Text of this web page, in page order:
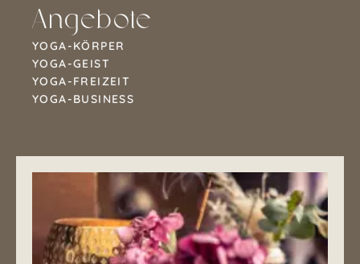
Angebote
YOGA-KÖRPER
YOGA-GEIST
YOGA-FREIZEIT
YOGA-BUSINESS